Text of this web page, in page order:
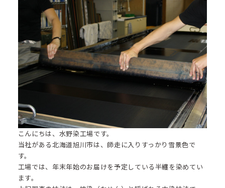
こんにちは、水野染工場です。
当社がある北海道旭川市は、師走に入りすっかり雪景色で
す。
工場では、年末年始のお届けを予定している半纏を染めてい
ます。